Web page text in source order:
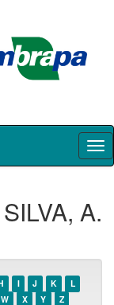
A.
I J K
L
W X Y Z